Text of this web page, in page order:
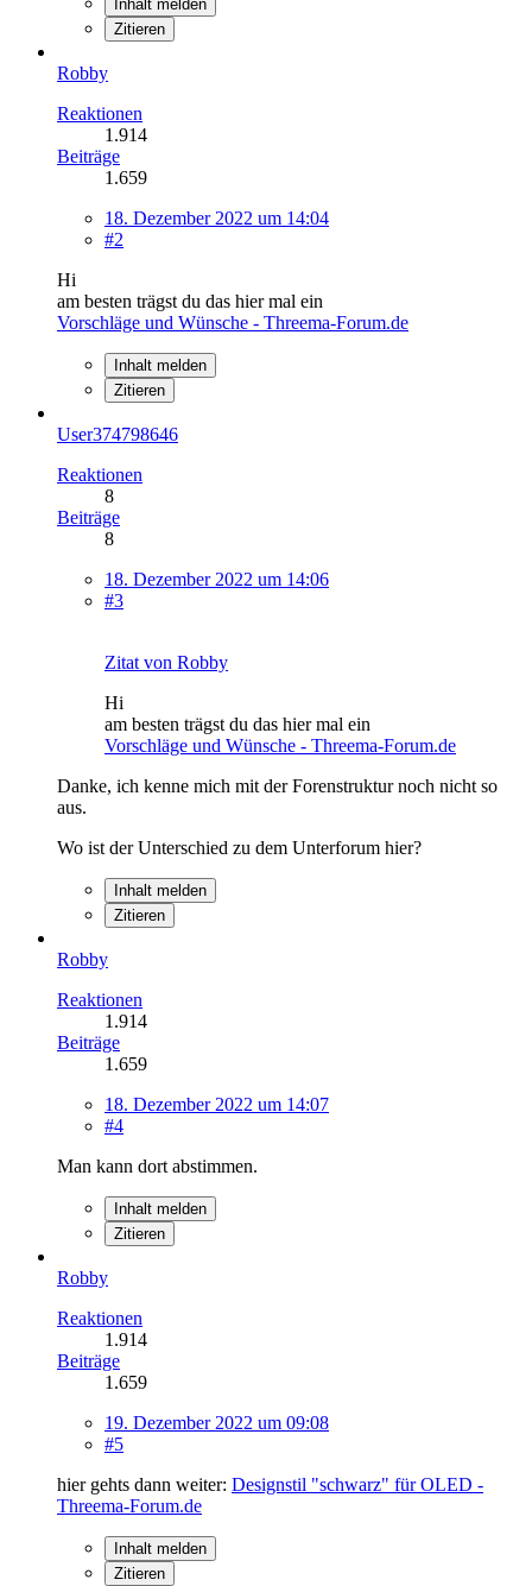
Inhalt melden
Zitieren
Robby
Reaktionen
1.914
Beiträge
1.659
18. Dezember 2022 um 14:04
#2
Hi
am besten trägst du das hier mal ein
Vorschläge und Wünsche - Threema-Forum.de
Inhalt melden
Zitieren
User374798646
Reaktionen
8
Beiträge
8
18. Dezember 2022 um 14:06
#3
Zitat von Robby
Hi
am besten trägst du das hier mal ein
Vorschläge und Wünsche - Threema-Forum.de
Danke, ich kenne mich mit der Forenstruktur noch nicht so
aus.
Wo ist der Unterschied zu dem Unterforum hier?
Inhalt melden
Zitieren
Robby
Reaktionen
1.914
Beiträge
1.659
18. Dezember 2022 um 14:07
#4
Man kann dort abstimmen.
Inhalt melden
Zitieren
Robby
Reaktionen
1.914
Beiträge
1.659
19. Dezember 2022 um 09:08
#5
hier gehts dann weiter: Designstil "schwarz" für OLED -
Threema-Forum.de
Inhalt melden
Zitieren